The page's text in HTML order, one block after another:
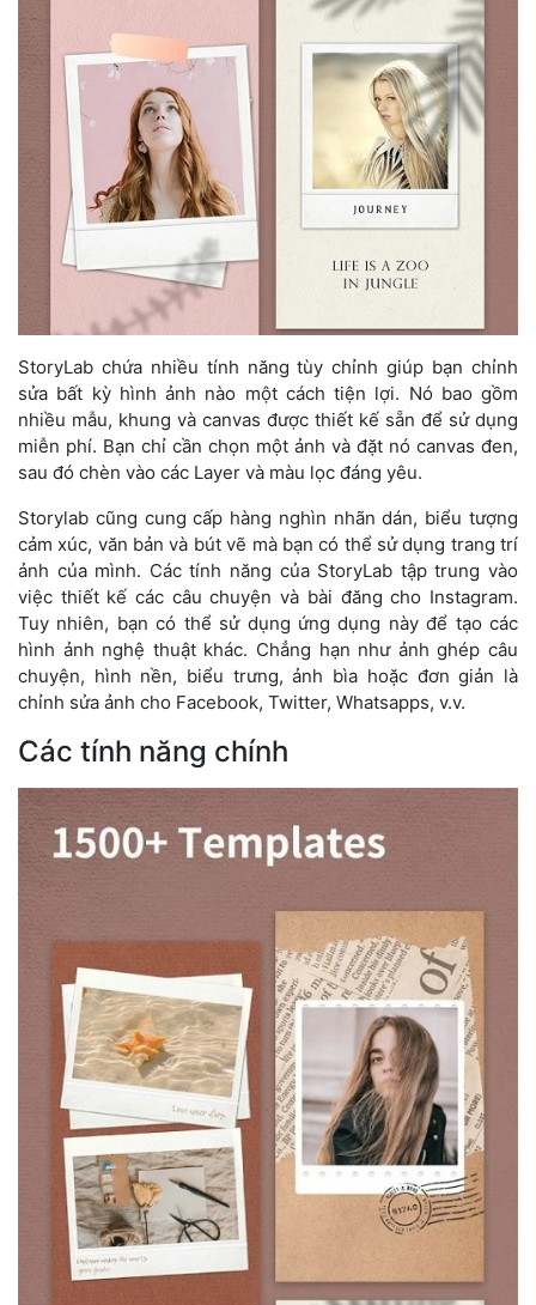
StoryLab chứa nhiều tính năng tùy chỉnh giúp bạn chỉnh
sửa bất kỳ hình ảnh nào một cách tiện lợi. Nó bao gồm
nhiều mẫu, khung và canvas được thiết kế sẵn để sử dụng
miễn phí. Bạn chỉ cần chọn một ảnh và đặt nó canvas đen,
sau đó chèn vào các Layer và màu lọc đáng yêu.
Storylab cũng cung cấp hàng nghìn nhãn dán, biểu tượng
cảm xúc, văn bản và bút vẽ mà bạn có thể sử dụng trang trí
ảnh của mình. Các tính năng của StoryLab tập trung vào
việc thiết kế các câu chuyện và bài đăng cho Instagram.
Tuy nhiên, bạn có thể sử dụng ứng dụng này để tạo các
hình ảnh nghệ thuật khác. Chẳng hạn như ảnh ghép câu
chuyện, hình nền, biểu trưng, ảnh bìa hoặc đơn giản là
chỉnh sửa ảnh cho Facebook, Twitter, Whatsapps, v.v.
Các tính năng chính